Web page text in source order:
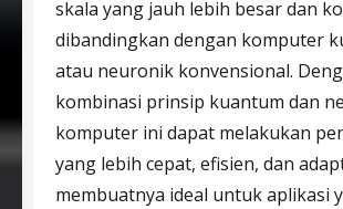
skala yang jauh lebih besar dan
dibandingkan dengan komputer
atau neuronik konvensional.
kombinasi prinsip kuantum dan
komputer ini dapat melakukan
yang lebih cepat, efisien, dan
membuatnya ideal untuk aplikasi